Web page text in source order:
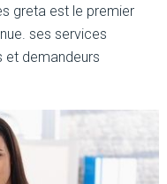
greta est le premier
ses services
et demandeurs